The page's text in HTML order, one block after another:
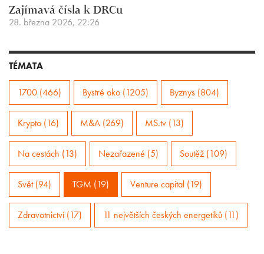
Zajímavá čísla k DRCu
28. března 2026, 22:26
TÉMATA
1700 (466) Bystré oko (1205) Byznys (804)
Krypto (16) M&A (269) MS.tv (13)
Na cestách (13) Nezařazené (5) Soutěž (109)
Svět (94) TGM (19) Venture capital (19)
Zdravotnictví (17) 11 největších českých energetiků (11)